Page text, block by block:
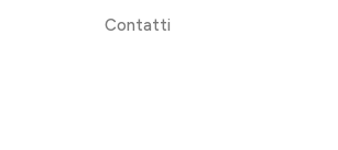
Contatti